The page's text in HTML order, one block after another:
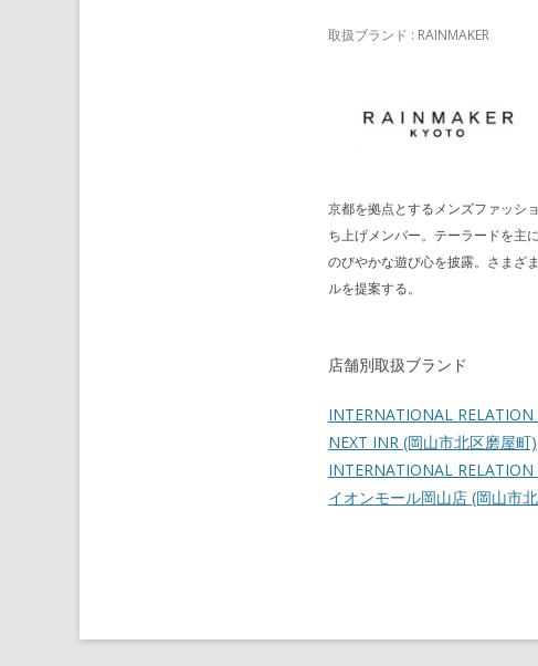
取扱ブランド : RAINMAKER
京都を拠点とするメンズファッシ
ち上げメンバー。テーラードを主
のびやかな遊び心を披露。さまざ
ルを提案する。
店舗別取扱ブランド
INTERNATIONAL RELATION
NEXT INR (岡山市北区磨屋町)
INTERNATIONAL RELATION
イオンモール岡山店 (岡山市